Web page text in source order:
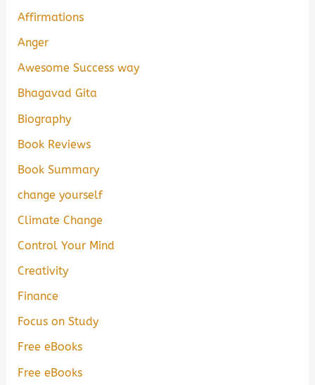
Affirmations
Anger
Awesome Success way
Bhagavad Gita
Biography
Book Reviews
Book Summary
change yourself
Climate Change
Control Your Mind
Creativity
Finance
Focus on Study
Free eBooks
Free eBooks